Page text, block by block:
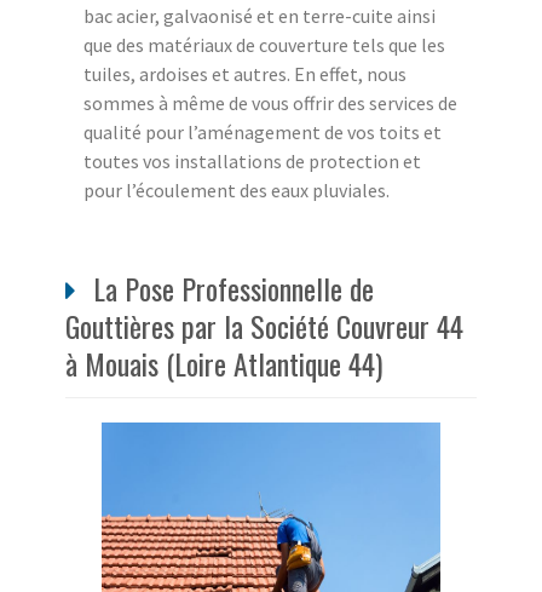
bac acier, galvaonisé et en terre-cuite ainsi
que des matériaux de couverture tels que les
tuiles, ardoises et autres. En effet, nous
sommes à même de vous offrir des services de
qualité pour l’aménagement de vos toits et
toutes vos installations de protection et
pour l’écoulement des eaux pluviales.
La Pose Professionnelle de
Gouttières par la Société Couvreur 44
à Mouais (Loire Atlantique 44)